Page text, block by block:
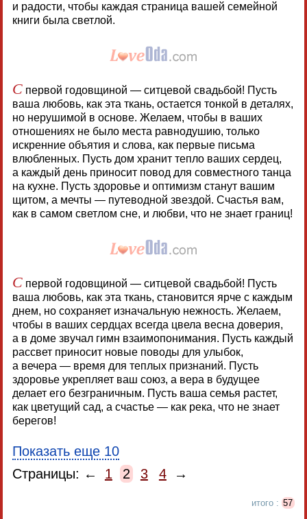
и радости, чтобы каждая страница вашей семейной
книги была светлой.
Спервой годовщиной — ситцевой свадьбой! Пусть
ваша любовь, как эта ткань, остается тонкой в деталях,
но нерушимой в основе. Желаем, чтобы в ваших
отношениях не было места равнодушию, только
искренние объятия и слова, как первые письма
влюбленных. Пусть дом хранит тепло ваших сердец,
а каждый день приносит повод для совместного танца
на кухне. Пусть здоровье и оптимизм станут вашим
щитом, а мечты — путеводной звездой. Счастья вам,
как в самом светлом сне, и любви, что не знает границ!
Спервой годовщиной — ситцевой свадьбой! Пусть
ваша любовь, как эта ткань, становится ярче с каждым
днем, но сохраняет изначальную нежность. Желаем,
чтобы в ваших сердцах всегда цвела весна доверия,
а в доме звучал гимн взаимопонимания. Пусть каждый
рассвет приносит новые поводы для улыбок,
а вечера — время для теплых признаний. Пусть
здоровье укрепляет ваш союз, а вера в будущее
делает его безграничным. Пусть ваша семья растет,
как цветущий сад, а счастье — как река, что не знает
берегов!
Показать еще 10
Страницы: ←
1 2 3 4 →
итого : 57